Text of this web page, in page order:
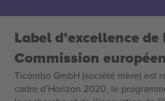
Label d’excellence de
Commission
Ticombo GmbH (société mère) est
cadre d’Horizon 2020, le